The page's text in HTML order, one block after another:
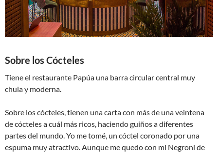
Sobre los Cócteles
Tiene el restaurante Papúa una barra circular central muy
chula y moderna.
Sobre los cócteles, tienen una carta con más de una veintena
de cócteles a cuál más ricos, haciendo guiños a diferentes
partes del mundo. Yo me tomé, un cóctel coronado por una
espuma muy atractivo. Aunque me quedo con mi Negroni de